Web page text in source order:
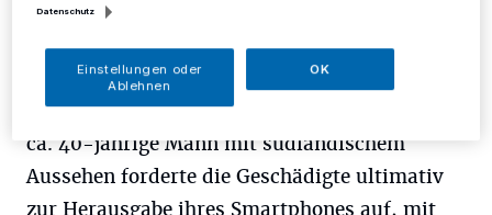
N ur wenige Augenblicke vor dem
Erreichen des S-Bahnhofes in
Ratingen-Ost wurde sie plötzlich von einem
bislang unbekannten Mann angesprochen. Der
ca. 40-jährige Mann mit südländischem
Aussehen forderte die Geschädigte ultimativ
zur Herausgabe ihres Smartphones auf, mit
Datenschutz
Einstellungen oder
Ablehnen
OK